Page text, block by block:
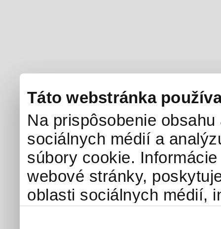
Táto webstránka
Na prispôsobenie
sociálnych médií a
súbory cookie.
webové stránky,
oblasti sociálnych médií,